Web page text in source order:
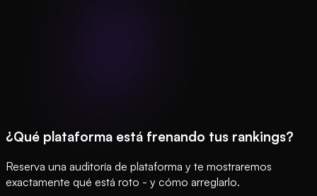
¿Qué plataforma está frenando tus rankings?
Reserva una auditoría de plataforma y te mostraremos
exactamente qué está roto - y cómo arreglarlo.